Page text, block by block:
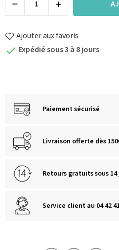
Ajouter aux favoris
 Expédié sous 3 à 8 jours
Paiement sécurisé
Livraison offerte dès
Retours gratuits sous 14
Service client au 04 42